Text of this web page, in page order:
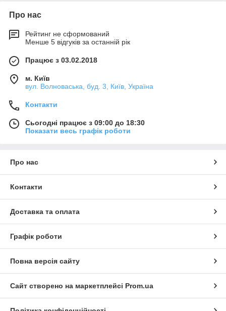
Про нас
Рейтинг не сформований
Менше 5 відгуків за останній рік
Працює з 03.02.2018
м. Київ
вул. Волноваська, буд. 3, Київ, Україна
Контакти
Сьогодні працює з 09:00 до 18:30
Показати весь графік роботи
Про нас
Контакти
Доставка та оплата
Графік роботи
Повна версія сайту
Сайт створено на маркетплейсі Prom.ua